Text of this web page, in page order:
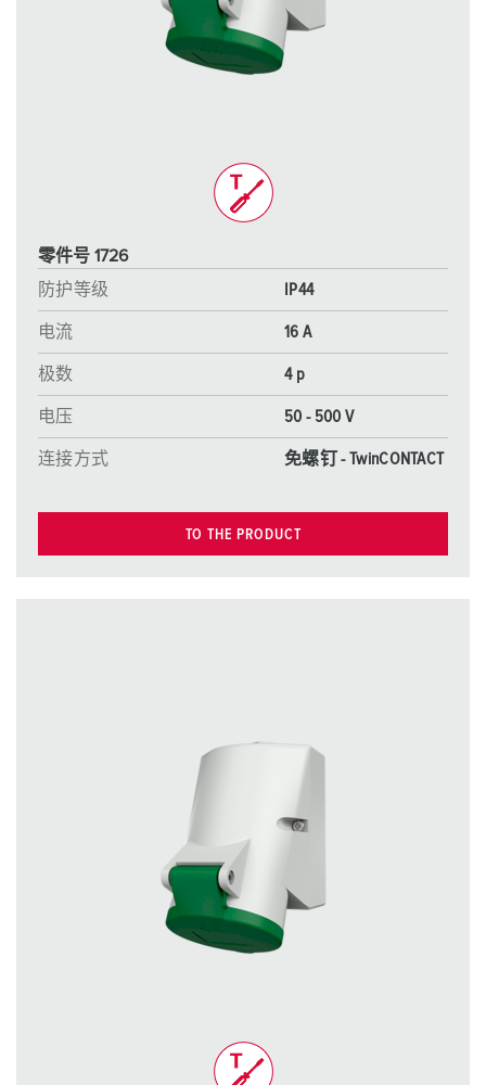
零件号 1726
防护等级
IP44
电流 16 A
极数 4 p
电压 50 - 500 V
连接方式 免螺钉 - TwinCONTACT
TO THE PRODUCT